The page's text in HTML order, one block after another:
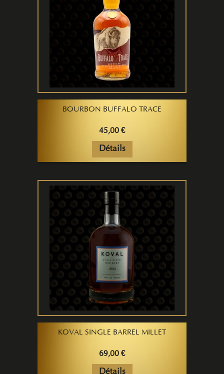
BOURBON BUFFALO TRACE
45,00 €
Détails
KOVAL SINGLE BARREL MILLET
69,00 €
Détails